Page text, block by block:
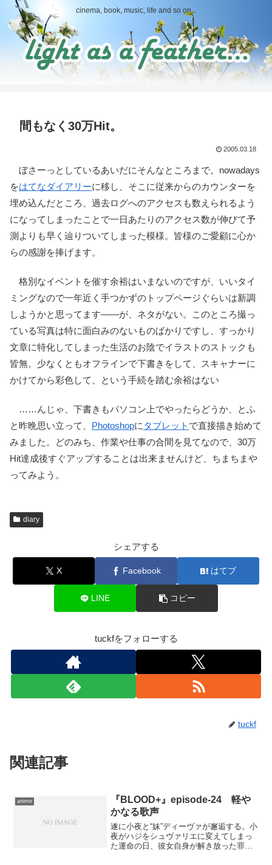
cinema, book, music, life and so on...
間もなく30万Hit。
2005.03.18
ぼさーっとしているあいだにそんなところまで。nowadays
をはてなダイアリーに移し、そこに従来からのカウンターを
埋め込んだところ、過去ログへのアクセスも数えられるよう
になってしまったことで一日あたりのアクセス数が伸びて予
測よりも早く辿りついてしまった模様。皆様のご愛顧に心か
らの感謝を捧げます。
格別なイベントを催す余裕はいまないのですが、いいタイ
ミングなので一年近く手つかずのトップページぐらいは新調
しようかと思ってます――が、ネタがない。このところ撮っ
ている写真は特に面白みのないものばかりですし、すっかり
文章に特化してしまった生活のお陰でイラストのストックも
皆無。少なくともオフラインで下書きをして、スキャナーに
かけてから彩色して、という手続を踏む余裕はない
……んじゃ、下書きもパソコン上でやったらどうか、とふ
と昨晩思い立って、 Photoshopに タブレット で直接描き始めて
みました。どのみち、作業や仕事の合間を見てなので、30万
Hit達成後すぐアップすることは出来ませんけど、ちまちまや
ってみよう。
diary
シェアする
X Facebook はてブ
LINE コピー
tuckfをフォローする
tuckf
関連記事
anime
『BLOOD+』episode-24 軽や
かなる歌声
遂に小夜と“妹”ディーヴァが邂逅する。小
夜がハジをシュヴァリエに変えてしまっ
た運命の日、彼女自身が解き放った罪業